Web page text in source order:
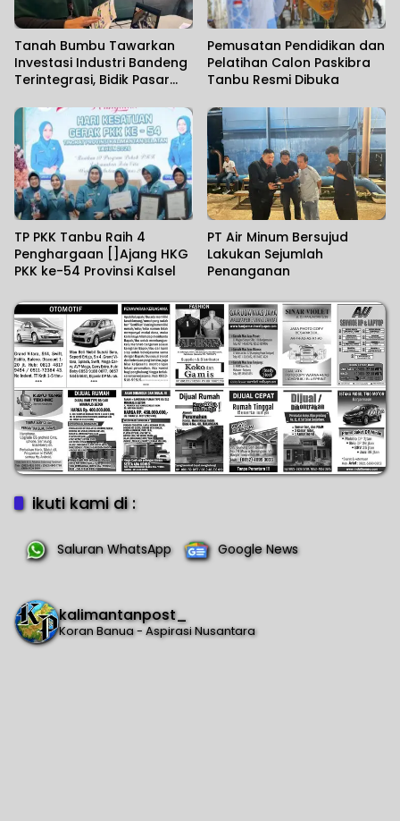
Tanah Bumbu Tawarkan
Investasi Industri Bandeng
Terintegrasi, Bidik Pasar
Pemusatan Pendidikan dan
Pelatihan Calon Paskibra
Tanbu Resmi Dibuka
TP PKK Tanbu Raih 4
Penghargaan []Ajang HKG
PKK ke-54 Provinsi Kalsel
PT Air Minum Bersujud
Lakukan Sejumlah
Penanganan
ikuti kami di :
Saluran WhatsApp Google News
kalimantanpost_
Koran Banua - Aspirasi Nusantara